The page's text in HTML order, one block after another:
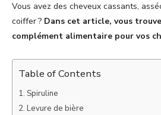
Vous avez des cheveux cassants,
coiffer ? Dans cet article, vous
complément alimentaire pour vos
Table of Contents
Spiruline
Levure de bière